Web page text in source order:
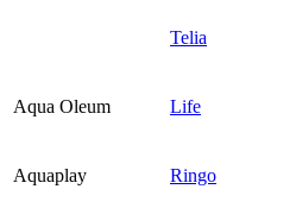
Telia
Aqua Oleum Life
Aquaplay Ringo